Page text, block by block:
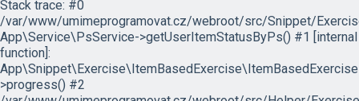
Stack trace: #0
/var/www/umimeprogramovat.cz/webroot/src/Snippet/
App\Service\PsService->getUserItemStatusByPs() #1 [internal
function]:
>progress() #2